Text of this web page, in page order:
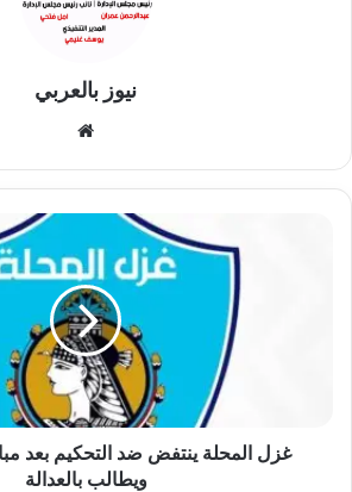
نيوز بالعربي
ويطالبغزل المحلة ينتفض ضد التحكيم بعد
ويطالب بالعدالة